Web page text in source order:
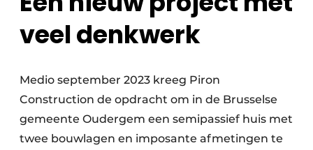
veel denkwerk
Medio september 2023 kreeg Piron
Construction de opdracht om in de Brusselse
gemeente Oudergem een semipassief huis met
twee bouwlagen en imposante afmetingen te